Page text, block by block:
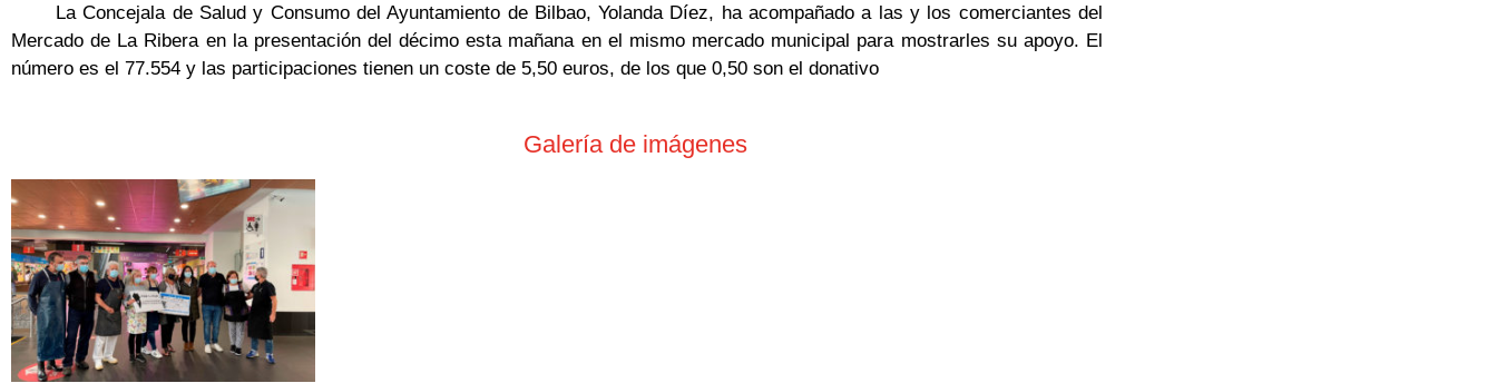
La Concejala de Salud y Consumo del Ayuntamiento de Bilbao, Yolanda Díez, ha acompañado a las y los comerciantes del
Mercado de La Ribera en la presentación del décimo esta mañana en el mismo mercado municipal para mostrarles su apoyo. El
número es el 77.554 y las participaciones tienen un coste de 5,50 euros, de los que 0,50 son el donativo
Galería de imágenes